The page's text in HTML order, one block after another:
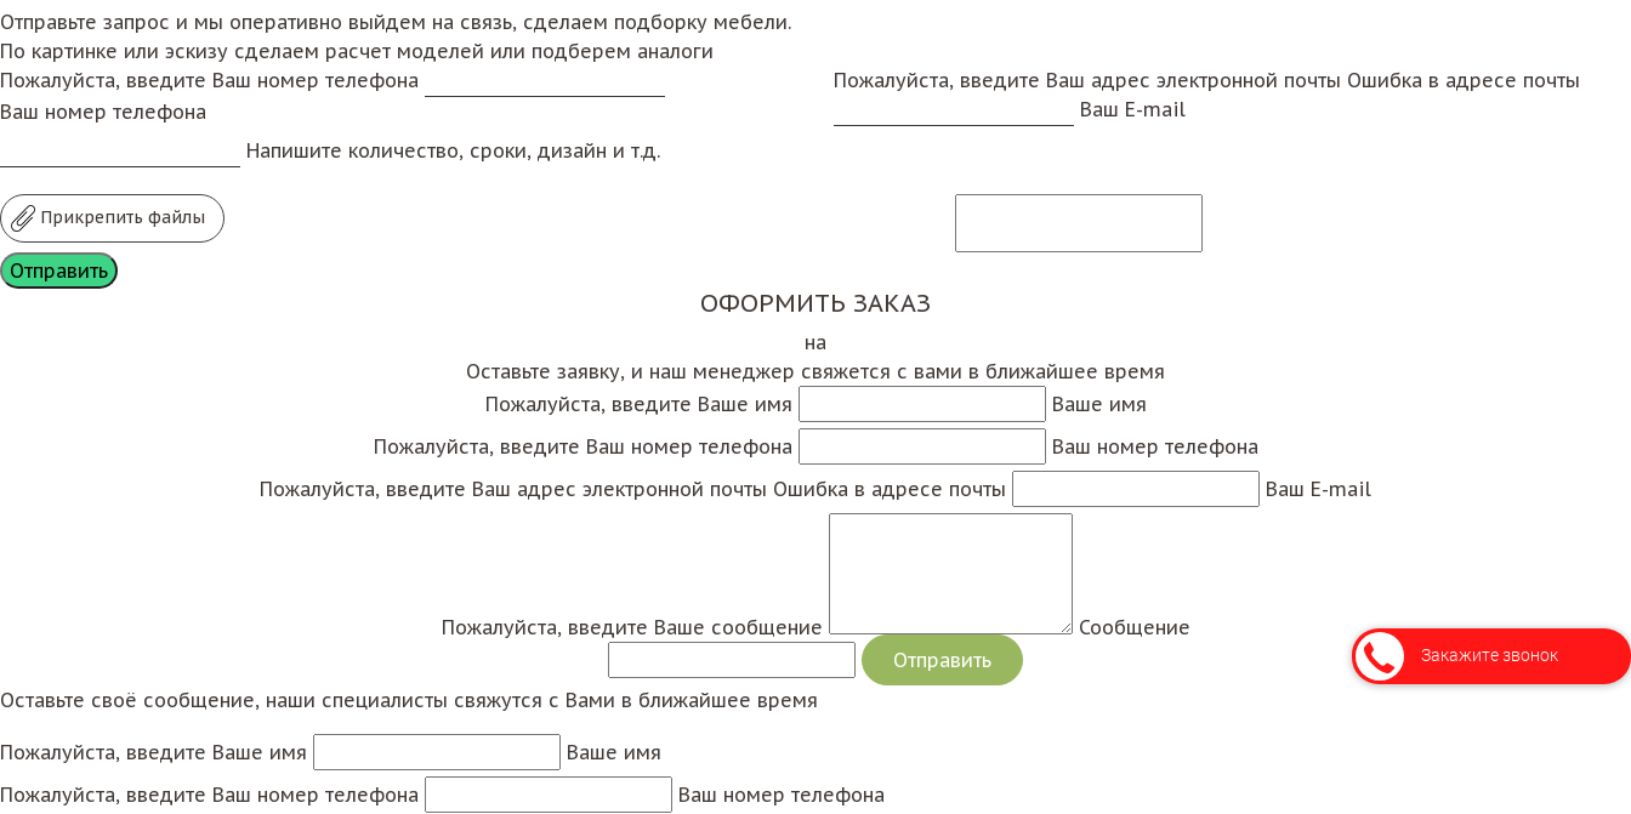
Отправьте запрос и мы оперативно выйдем на связь, сделаем подборку мебели.
По картинке или эскизу сделаем расчет моделей или подберем аналоги
Пожалуйста, введите Ваш номер телефона
Ваш номер телефона
Пожалуйста, введите Ваш адрес электронной почты Ошибка в адресе почты
Ваш E-mail
Напишите количество, сроки, дизайн и т.д.
Прикрепить файлы
ОФОРМИТЬ ЗАКАЗ
на
Оставьте заявку, и наш менеджер свяжется с вами в ближайшее время
Пожалуйста, введите Ваше имя
Ваше имя
Пожалуйста, введите Ваш номер телефона
Ваш номер телефона
Пожалуйста, введите Ваш адрес электронной почты Ошибка в адресе почты Ваш E-mail
Пожалуйста, введите Ваше сообщение Сообщение
Оставьте своё сообщение, наши специалисты свяжутся с Вами в ближайшее время
Пожалуйста, введите Ваше имя
Ваше имя
Пожалуйста, введите Ваш номер телефона
Ваш номер телефона
Закажите звонок